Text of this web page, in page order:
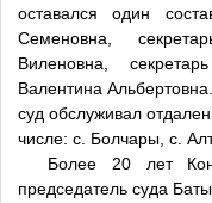
оставался один
Семеновна,
Виленовна,
Валентина
суд обслуживал
числе: с. Болчары, с.
Более 20 лет
председатель суда